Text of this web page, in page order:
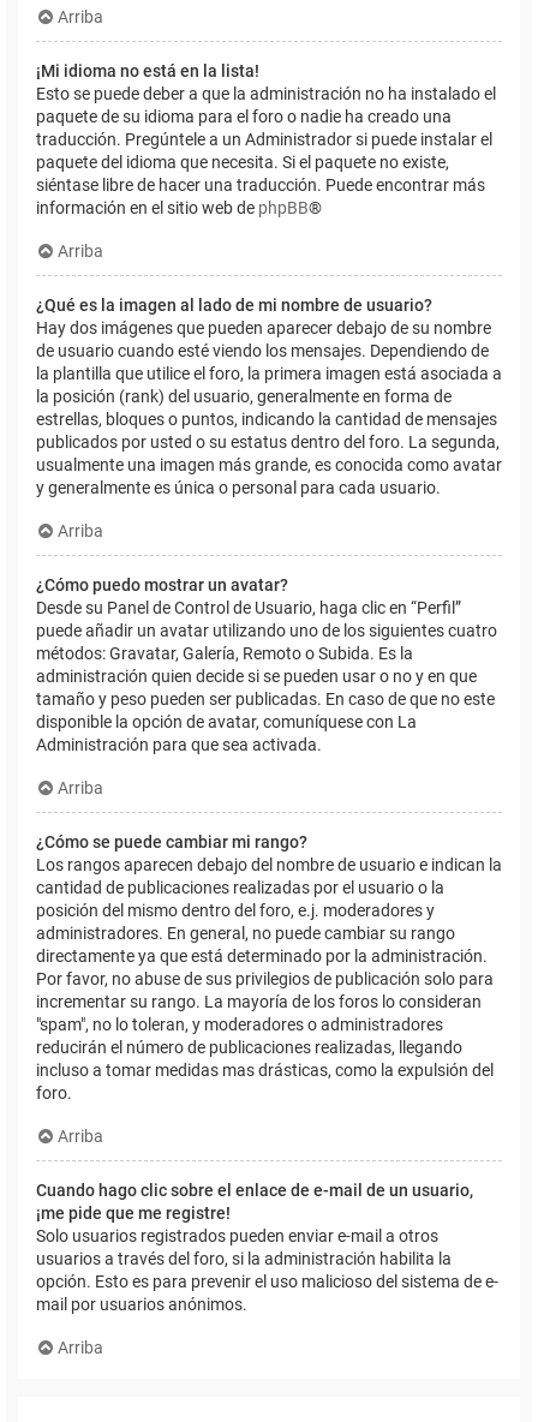
Arriba
¡Mi idioma no está en la lista!
Esto se puede deber a que la administración no ha instalado el
paquete de su idioma para el foro o nadie ha creado una
traducción. Pregúntele a un Administrador si puede instalar el
paquete del idioma que necesita. Si el paquete no existe,
siéntase libre de hacer una traducción. Puede encontrar más
información en el sitio web de phpBB®
Arriba
¿Qué es la imagen al lado de mi nombre de usuario?
Hay dos imágenes que pueden aparecer debajo de su nombre
de usuario cuando esté viendo los mensajes. Dependiendo de
la plantilla que utilice el foro, la primera imagen está asociada a
la posición (rank) del usuario, generalmente en forma de
estrellas, bloques o puntos, indicando la cantidad de mensajes
publicados por usted o su estatus dentro del foro. La segunda,
usualmente una imagen más grande, es conocida como avatar
y generalmente es única o personal para cada usuario.
Arriba
¿Cómo puedo mostrar un avatar?
Desde su Panel de Control de Usuario, haga clic en “Perfil”
puede añadir un avatar utilizando uno de los siguientes cuatro
métodos: Gravatar, Galería, Remoto o Subida. Es la
administración quien decide si se pueden usar o no y en que
tamaño y peso pueden ser publicadas. En caso de que no este
disponible la opción de avatar, comuníquese con La
Administración para que sea activada.
Arriba
¿Cómo se puede cambiar mi rango?
Los rangos aparecen debajo del nombre de usuario e indican la
cantidad de publicaciones realizadas por el usuario o la
posición del mismo dentro del foro, e.j. moderadores y
administradores. En general, no puede cambiar su rango
directamente ya que está determinado por la administración.
Por favor, no abuse de sus privilegios de publicación solo para
incrementar su rango. La mayoría de los foros lo consideran
"spam", no lo toleran, y moderadores o administradores
reducirán el número de publicaciones realizadas, llegando
incluso a tomar medidas mas drásticas, como la expulsión del
foro.
Arriba
Cuando hago clic sobre el enlace de e-mail de un usuario,
¡me pide que me registre!
Solo usuarios registrados pueden enviar e-mail a otros
usuarios a través del foro, si la administración habilita la
opción. Esto es para prevenir el uso malicioso del sistema de e-
mail por usuarios anónimos.
Arriba